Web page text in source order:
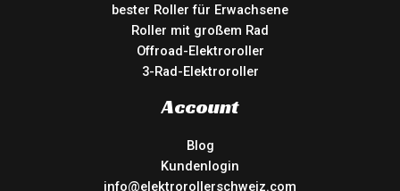
bester Roller für Erwachsene
Roller mit großem Rad
Offroad-Elektroroller
3-Rad-Elektroroller
Account
Blog
Kundenlogin
info@elektrorollerschweiz.com